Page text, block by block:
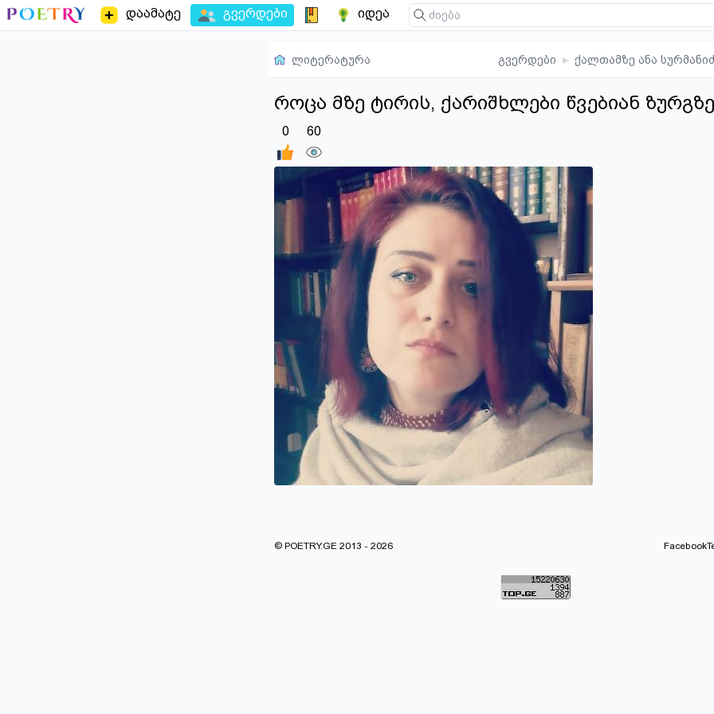
დაამატე გვერდები იდეა
ლიტერატურა გვერდები ▸ ქალთამზე ანა
როცა მზე ტირის, ქარიშხლები წვებიან ზურგზე
0 60
© POETRY.GE 2013 - 2026 Facebook